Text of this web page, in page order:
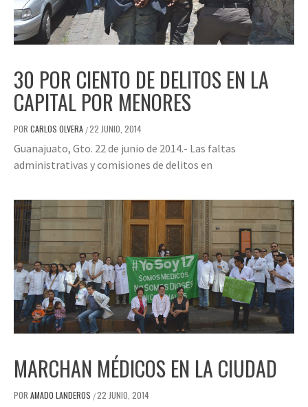
30 POR CIENTO DE DELITOS EN LA
CAPITAL POR MENORES
POR CARLOS OLVERA /22 JUNIO, 2014
Guanajuato, Gto. 22 de junio de 2014.- Las faltas
administrativas y comisiones de delitos en
MARCHAN MÉDICOS EN LA CIUDAD
POR AMADO LANDEROS /22 JUNIO, 2014